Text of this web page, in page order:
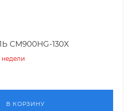
CM900HG-130X
недели
В КОРЗИНУ